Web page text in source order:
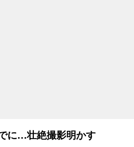
に…壮絶撮影明かす